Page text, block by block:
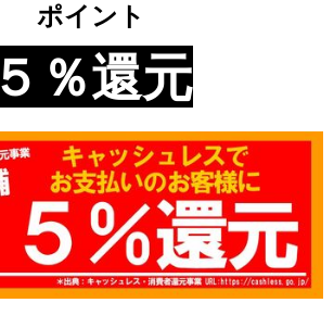
ポイント
５％還元